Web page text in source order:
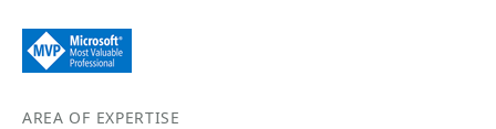
AREA OF EXPERTISE